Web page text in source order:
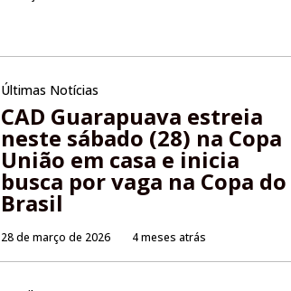
Últimas Notícias
CAD Guarapuava estreia
neste sábado (28) na Copa
União em casa e inicia
busca por vaga na Copa do
Brasil
28 de março de 2026 4 meses atrás